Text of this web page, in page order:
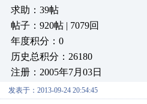
求助：39帖
帖子：920帖 | 7079回
年度积分：0
历史总积分：26180
注册：2005年7月03日
发表于：2013-09-24 20:54:45